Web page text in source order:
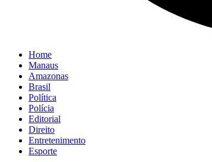
Home
Manaus
Amazonas
Brasil
Política
Polícia
Editorial
Direito
Entretenimento
Esporte